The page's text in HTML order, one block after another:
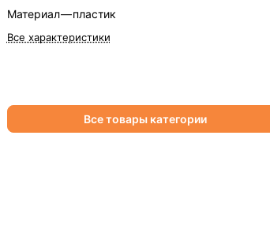
Материал—пластик
Все характеристики
Все товары категории